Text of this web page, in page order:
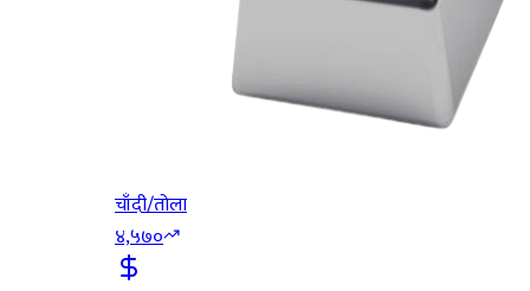
चाँदी/तोला
४,५७०